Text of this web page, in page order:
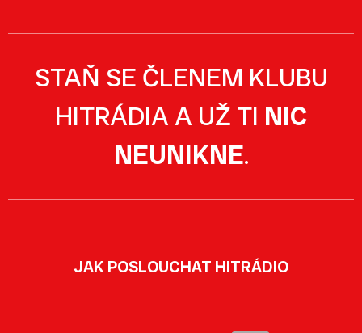
STAŇ SE ČLENEM KLUBU
HITRÁDIA A UŽ TI NIC
NEUNIKNE.
JAK POSLOUCHAT HITRÁDIO